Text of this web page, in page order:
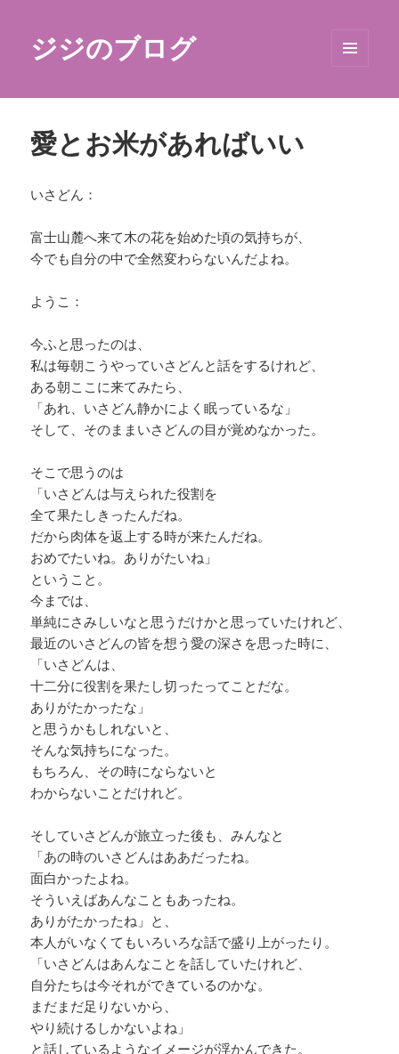
ジジのブログ
愛とお米があればいい
いさどん：
富士山麓へ来て木の花を始めた頃の気持ちが、
今でも自分の中で全然変わらないんだよね。
ようこ：
今ふと思ったのは、
私は毎朝こうやっていさどんと話をするけれど、
ある朝ここに来てみたら、
「あれ、いさどん静かによく眠っているな」
そして、そのままいさどんの目が覚めなかった。
そこで思うのは
「いさどんは与えられた役割を
全て果たしきったんだね。
だから肉体を返上する時が来たんだね。
おめでたいね。ありがたいね」
ということ。
今までは、
単純にさみしいなと思うだけかと思っていたけれど、
最近のいさどんの皆を想う愛の深さを思った時に、
「いさどんは、
十二分に役割を果たし切ったってことだな。
ありがたかったな」
と思うかもしれないと、
そんな気持ちになった。
もちろん、その時にならないと
わからないことだけれど。
そしていさどんが旅立った後も、みんなと
「あの時のいさどんはああだったね。
面白かったよね。
そういえばあんなこともあったね。
ありがたかったね」と、
本人がいなくてもいろいろな話で盛り上がったり。
「いさどんはあんなことを話していたけれど、
自分たちは今それができているのかな。
まだまだ足りないから、
やり続けるしかないよね」
と話しているようなイメージが浮かんできた。